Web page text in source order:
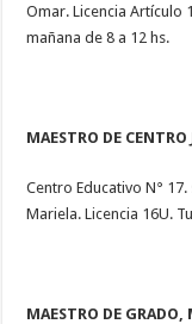
Omar. Licencia Artículo
mañana de 8 a 12 hs.
MAESTRO DE CENTRO
Centro Educativo N°
Mariela. Licencia 16U.
MAESTRO DE